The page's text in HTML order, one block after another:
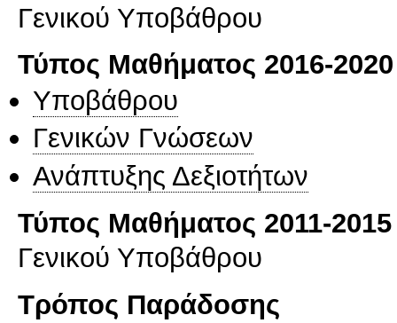
Γενικού Υποβάθρου
Τύπος Μαθήματος 2016-2020
Υποβάθρου
Γενικών Γνώσεων
Ανάπτυξης Δεξιοτήτων
Τύπος Μαθήματος 2011-2015
Γενικού Υποβάθρου
Τρόπος Παράδοσης